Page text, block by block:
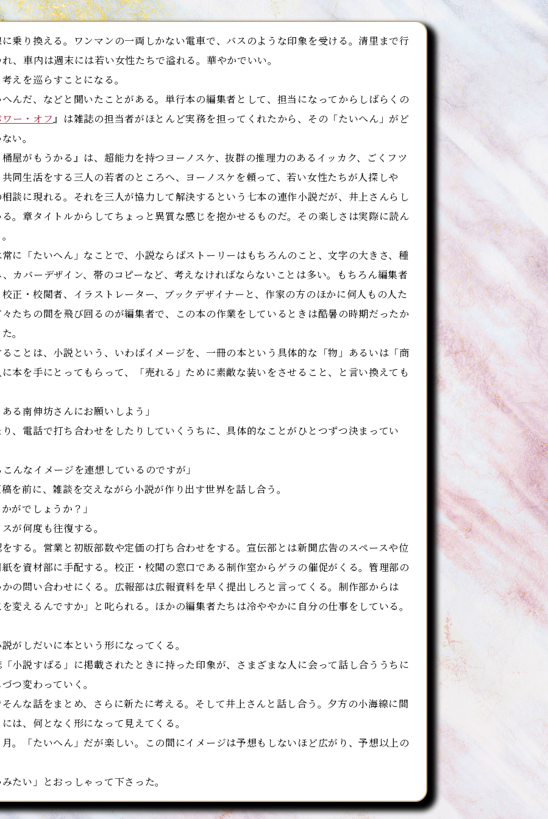
乗り換える。ワンマンの一両しかない電車で、バスのような印象を受ける。清里まで行
、車内は週末には若い女性たちで溢れる。華やかでいい。
えを巡らすことになる。
んだ、などと聞いたことがある。単行本の編集者として、担当になってからしばらくの
ー・オフ』は雑誌の担当者がほとんど実務を担ってくれたから、その「たいへん」がど
い。
屋がもうかる』は、超能力を持つヨーノスケ、抜群の推理力のあるイッカク、ごくフツ
同生活をする三人の若者のところへ、ヨーノスケを頼って、若い女性たちが人探しや
談に現れる。それを三人が協力して解決するという七本の連作小説だが、井上さんらし
。章タイトルからしてちょっと異質な感じを抱かせるものだ。その楽しさは実際に読ん
に「たいへん」なことで、小説ならばストーリーはもちろんのこと、文字の大きさ、種
カバーデザイン、帯のコピーなど、考えなければならないことは多い。もちろん編集者
正・校閲者、イラストレーター、ブックデザイナーと、作家の方のほかに何人もの人た
たちの間を飛び回るのが編集者で、この本の作業をしているときは酷暑の時期だったか
。
ことは、小説という、いわばイメージを、一冊の本という具体的な「物」あるいは「商
本を手にとってもらって、「売れる」ために素敵な装いをさせること、と言い換えても
る南伸坊さんにお願いしよう」
、電話で打ち合わせをしたりしていくうちに、具体的なことがひとつずつ決まってい
んなイメージを連想しているのですが」
を前に、雑談を交えながら小説が作り出す世界を話し合う。
がでしょうか？」
が何度も往復する。
する。営業と初版部数や定価の打ち合わせをする。宣伝部とは新聞広告のスペースや位
を資材部に手配する。校正・校閲の窓口である制作室からゲラの催促がくる。管理部の
の問い合わせにくる。広報部は広報資料を早く提出しろと言ってくる。制作部からは
変えるんですか」と叱られる。ほかの編集者たちは冷ややかに自分の仕事をしている。
がしだいに本という形になってくる。
小説すばる」に掲載されたときに持った印象が、さまざまな人に会って話し合ううちに
つ変わっていく。
んな話をまとめ、さらに新たに考える。そして井上さんと話し合う。夕方の小海線に間
は、何となく形になって見えてくる。
。「たいへん」だが楽しい。この間にイメージは予想もしないほど広がり、予想以上の
たい」とおっしゃって下さった。